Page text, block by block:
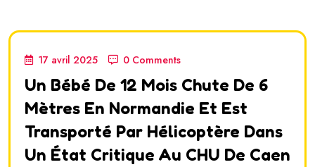
17 avril 2025 0 Comments
Un Bébé De 12 Mois Chute De 6
Mètres En Normandie Et Est
Transporté Par Hélicoptère Dans
Un État Critique Au CHU De Caen